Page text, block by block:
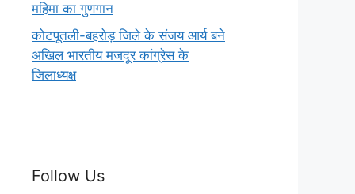
महिमा का गुणगान
कोटपूतली-बहरोड़ जिले के संजय आर्य बने
अखिल भारतीय मजदूर कांग्रेस के
जिलाध्यक्ष
Follow Us